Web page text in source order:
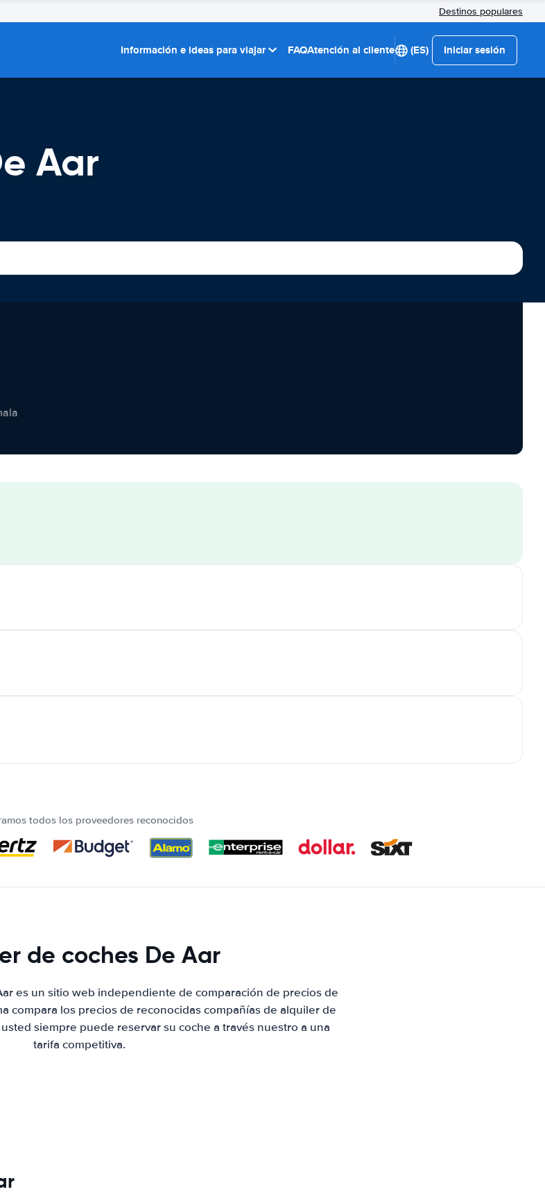
Destinos populares
Información e ideas para viajar FAQAtención al cliente (ES) Iniciar sesión
Aar
todos los proveedores reconocidos
de coches De Aar
es un sitio web independiente de comparación de precios de
compara los precios de reconocidas compañías de alquiler de
siempre puede reservar su coche a través nuestro a una
tarifa competitiva.